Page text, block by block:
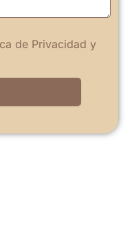
de Privacidad y